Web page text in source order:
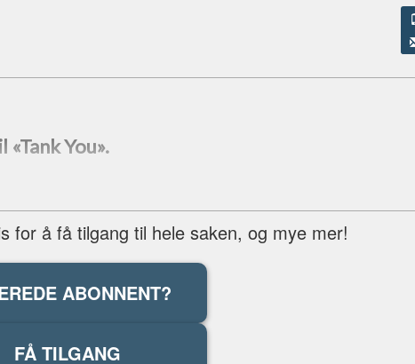
You».
for å få tilgang til hele saken, og mye mer!
ABONNENT?
FÅ TILGANG